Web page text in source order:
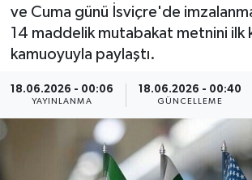
ve Cuma günü İsviçre'de
14 maddelik mutabakat metnini ilk
kamuoyuyla paylaştı.
18.06.2026 - 00:06
YAYINLANMA
18.06.2026 - 00:40
GÜNCELLEME
Spor
Bi̇li̇m & Teknoloji̇